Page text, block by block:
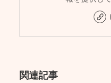
関連記事